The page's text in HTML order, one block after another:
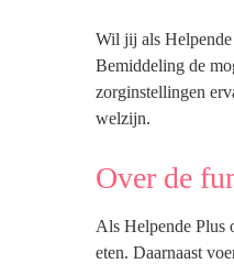
Wil jij als
Bemiddeling de
zorginstellingen
welzijn.
Over de
Als Helpende Plus
eten. Daarnaast